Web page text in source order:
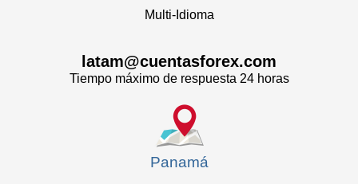
Multi-Idioma
latam@cuentasforex.com
Tiempo máximo de respuesta 24 horas
Panamá